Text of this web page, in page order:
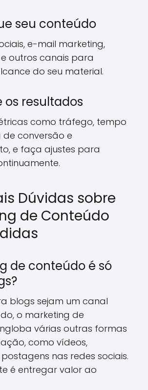
seu conteúdo
e-mail marketing,
outros canais para
do seu material.
os resultados
como tráfego, tempo
de conversão e
e faça ajustes para
Dúvidas sobre
de Conteúdo
de conteúdo é só
blogs sejam um canal
o marketing de
várias outras formas
como vídeos,
nas redes sociais.
é entregar valor ao